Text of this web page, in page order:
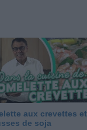
aux crevettes et
de soja